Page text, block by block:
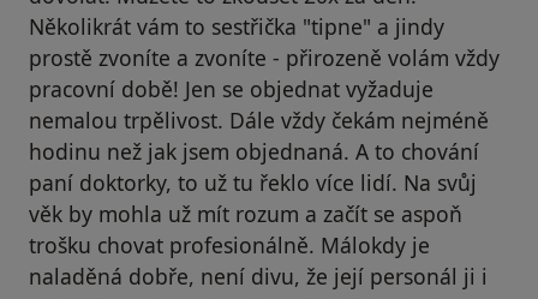
Několikrát vám to sestřička "tipne" a jindy
prostě zvoníte a zvoníte - přirozeně volám vždy
pracovní době! Jen se objednat vyžaduje
nemalou trpělivost. Dále vždy čekám nejméně
hodinu než jak jsem objednaná. A to chování
paní doktorky, to už tu řeklo více lidí. Na svůj
věk by mohla už mít rozum a začít se aspoň
trošku chovat profesionálně. Málokdy je
naladěná dobře, není divu, že její personál ji i